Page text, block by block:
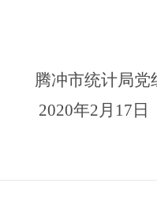
腾冲市统计局党
2020年2月 17 日